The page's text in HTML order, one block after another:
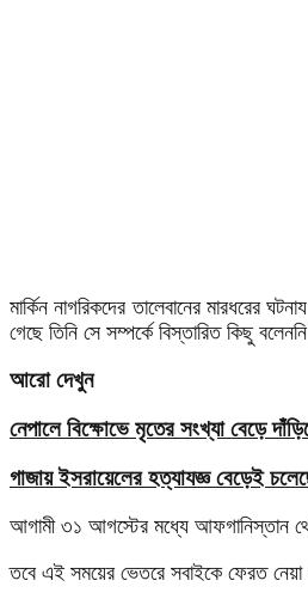
মার্কিন নাগরিকদের তালেবানের মারধরের
গেছে তিনি সে সম্পর্কে বিস্তারিত কিছু
আরো দেখুন
নেপালে বিক্ষোভে মৃতের সংখ্যা বেড়ে
গাজায় ইসরায়েলের হত্যাযজ্ঞ বেড়েই
আগামী ৩১ আগস্টের মধ্যে আফগানিস্তান
তবে এই সময়ের ভেতরে সবাইকে ফেরত নেয়া